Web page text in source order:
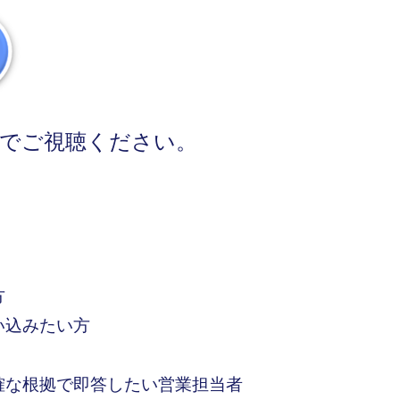
ご視聴ください。
込みたい方
根拠で即答したい営業担当者